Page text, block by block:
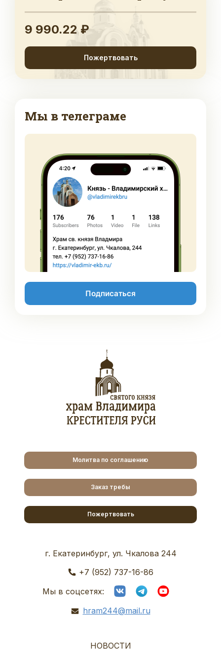
9 990.22 ₽
Пожертвовать
Мы в телеграме
Подписаться
Молитва по соглашению
Заказ требы
Пожертвовать
г. Екатеринбург, ул. Чкалова 244
+7 (952) 737-16-86
Мы в соцсетях:
hram244@mail.ru
НОВОСТИ